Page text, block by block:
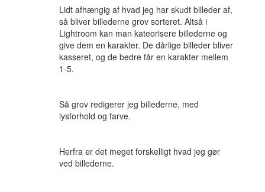
Lidt afhængig af hvad jeg har skudt billeder af,
så bliver billederne grov sorteret. Altså i
Lightroom kan man kateorisere billederne og
give dem en karakter. De dårlige billeder bliver
kasseret, og de bedre får en karakter mellem
1-5.
Så grov redigerer jeg billederne, med
lysforhold og farve.
Herfra er det meget forskelligt hvad jeg gør
ved billederne.